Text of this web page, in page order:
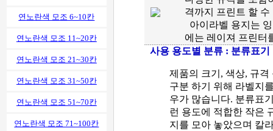
연노란색 모조 6~10칸
연노란색 모조 11~20칸
연노란색 모조 21~30칸
연노란색 모조 31~50칸
연노란색 모조 51~70칸
연노란색 모조 71~100칸
격까지 프린트 할
아이라벨 용지는
에는 레이져 프린터
사용 용도별 분류 : 분류표기
제품의 크기, 색상, 규격
구분 하기 위해 라벨지
우가 많습니다. 분류표
런 용도에 적합한 작은
지를 모아 놓았으며 칼